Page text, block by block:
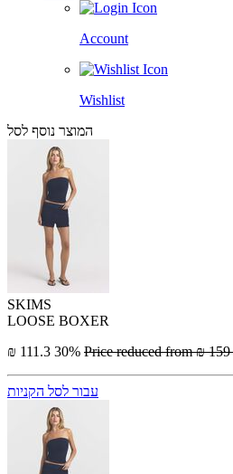
Account
Wishlist
המוצר נוסף לסל
SKIMS
LOOSE BOXER
₪ 111.3 30% Price reduced from₪ 159
עבור לסל הקניות